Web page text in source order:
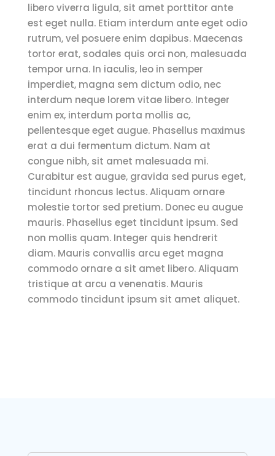
libero viverra ligula, sit amet porttitor ante
est eget nulla. Etiam interdum ante eget odio
rutrum, vel posuere enim dapibus. Maecenas
tortor erat, sodales quis orci non, malesuada
tempor urna. In iaculis, leo in semper
imperdiet, magna sem dictum odio, nec
interdum neque lorem vitae libero. Integer
enim ex, interdum porta mollis ac,
pellentesque eget augue. Phasellus maximus
erat a dui fermentum dictum. Nam at
congue nibh, sit amet malesuada mi.
Curabitur est augue, gravida sed purus eget,
tincidunt rhoncus lectus. Aliquam ornare
molestie tortor sed pretium. Donec eu augue
mauris. Phasellus eget tincidunt ipsum. Sed
non mollis quam. Integer quis hendrerit
diam. Mauris convallis arcu eget magna
commodo ornare a sit amet libero. Aliquam
tristique at arcu a venenatis. Mauris
commodo tincidunt ipsum sit amet aliquet.